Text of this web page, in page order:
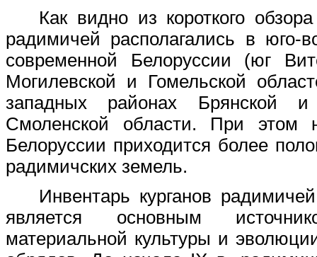
Как видно из короткого
радимичей располагались в юго-
современной Белоруссии (юг
Могилевской и Гомельской
западных районах Брянской и
Смоленской области. При этом
Белоруссии приходится более
радимичских земель.
Инвентарь курганов
является основным
материальной культуры и